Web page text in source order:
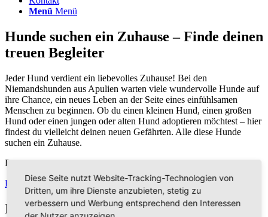
Menü Menü
Hunde suchen ein Zuhause – Finde deinen
treuen Begleiter
Jeder Hund verdient ein liebevolles Zuhause! Bei den
Niemandshunden aus Apulien warten viele wundervolle Hunde auf
ihre Chance, ein neues Leben an der Seite eines einfühlsamen
Menschen zu beginnen. Ob du einen kleinen Hund, einen großen
Hund oder einen jungen oder alten Hund adoptieren möchtest – hier
findest du vielleicht deinen neuen Gefährten. Alle diese Hunde
suchen ein Zuhause.
Filtern Sie die Hunde nach bestimmten Kriterien:
Hündin Rüde Notfellchen in Deutschland
Hunde suchen ein Zuhause – Hund
Diese Seite nutzt Website-Tracking-Technologien von
Dritten, um ihre Dienste anzubieten, stetig zu
verbessern und Werbung entsprechend den Interessen